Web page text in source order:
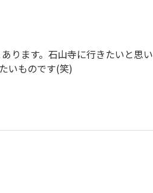
ります。石山寺に行きたいと思い
いものです(笑)